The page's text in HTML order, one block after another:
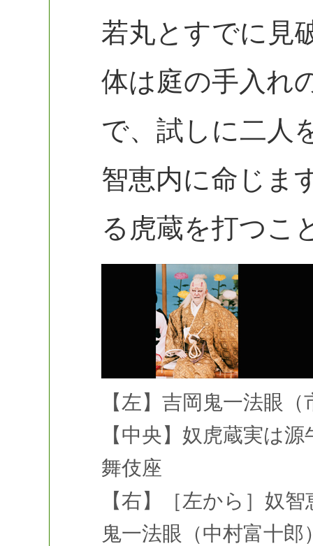
若丸とすでに見
体は庭の手入れ
で、試しに二人
智恵内に命じま
る虎蔵を打つこ
【左】吉岡鬼一法眼
【中央】奴虎蔵実は
舞伎座
【右】［左から］奴
鬼一法眼（中村富十